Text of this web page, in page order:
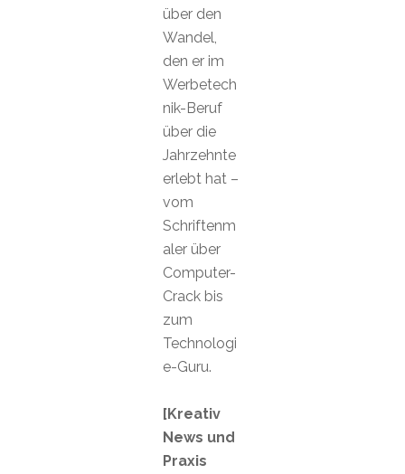
über den
Wandel,
den er im
Werbetech
nik-Beruf
über die
Jahrzehnte
erlebt hat –
vom
Schriftenm
aler über
Computer-
Crack bis
zum
Technologi
e-Guru.
[Kreativ
News und
Praxis